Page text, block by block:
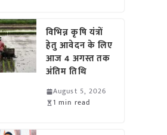
विभिन्न कृषि यंत्रों
हेतु आवेदन के लिए
आज 4 अगस्त तक
अंतिम तिथि
August 5, 2026
1 min read